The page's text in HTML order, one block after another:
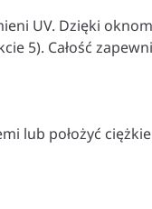
UV. Dzięki
5). Całość
lub położyć